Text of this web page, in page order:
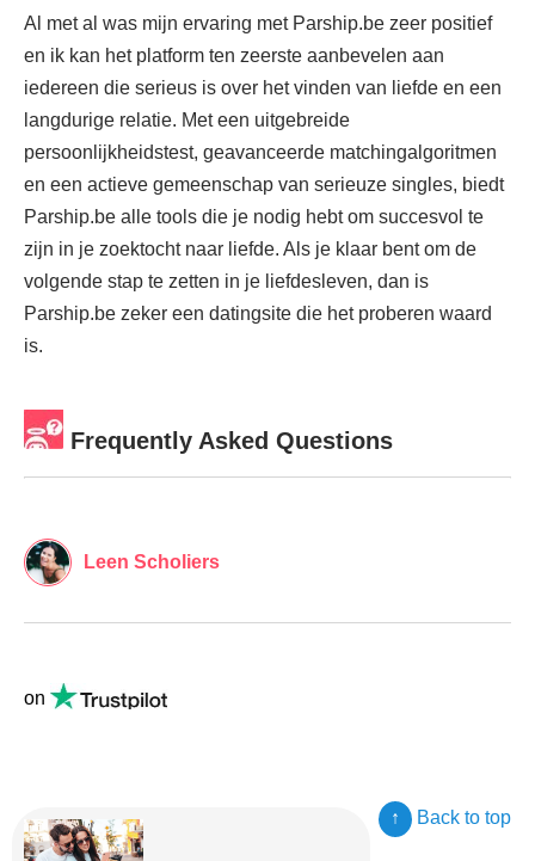
Al met al was mijn ervaring met Parship.be zeer positief
en ik kan het platform ten zeerste aanbevelen aan
iedereen die serieus is over het vinden van liefde en een
langdurige relatie. Met een uitgebreide
persoonlijkheidstest, geavanceerde matchingalgoritmen
en een actieve gemeenschap van serieuze singles, biedt
Parship.be alle tools die je nodig hebt om succesvol te
zijn in je zoektocht naar liefde. Als je klaar bent om de
volgende stap te zetten in je liefdesleven, dan is
Parship.be zeker een datingsite die het proberen waard
is.
Frequently Asked Questions
Leen Scholiers
on
↑ Back to top